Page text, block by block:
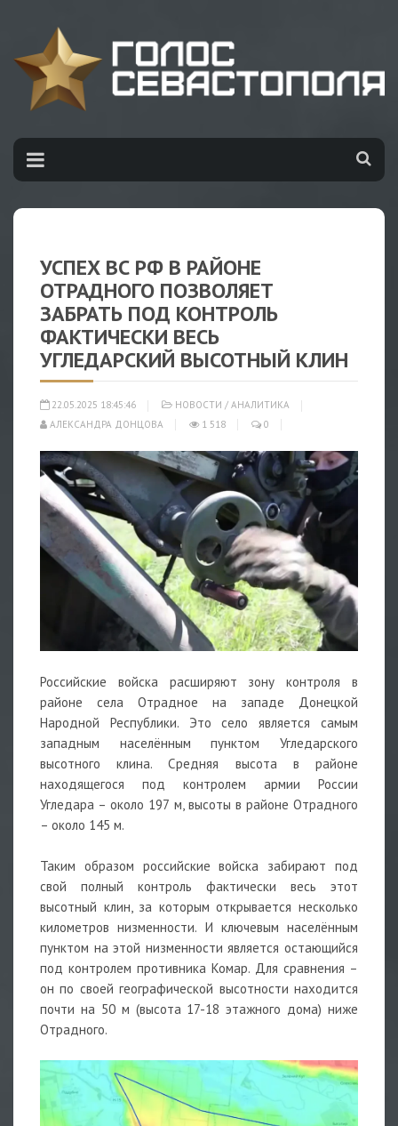
УСПЕХ ВС РФ В РАЙОНЕ
ОТРАДНОГО ПОЗВОЛЯЕТ
ЗАБРАТЬ ПОД КОНТРОЛЬ
ФАКТИЧЕСКИ ВЕСЬ
УГЛЕДАРСКИЙ ВЫСОТНЫЙ КЛИН
22.05.2025 18:45:46 НОВОСТИ / АНАЛИТИКА
АЛЕКСАНДРА ДОНЦОВА
1 518 0
Российские войска расширяют зону контроля в
районе села Отрадное на западе Донецкой
Народной Республики. Это село является самым
западным населённым пунктом Угледарского
высотного клина. Средняя высота в районе
находящегося под контролем армии России
Угледара – около 197 м, высоты в районе Отрадного
– около 145 м.
Таким образом российские войска забирают под
свой полный контроль фактически весь этот
высотный клин, за которым открывается несколько
километров низменности. И ключевым населённым
пунктом на этой низменности является остающийся
под контролем противника Комар. Для сравнения –
он по своей географической высотности находится
почти на 50 м (высота 17-18 этажного дома) ниже
Отрадного.